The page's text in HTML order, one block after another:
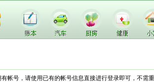
帐号，请使用已有的帐号信息直接进行登录即可，不需